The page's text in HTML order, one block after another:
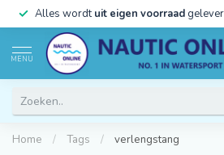
Alles wordtuit eigen voorraad
MENU
Home / Tags / verlengstang